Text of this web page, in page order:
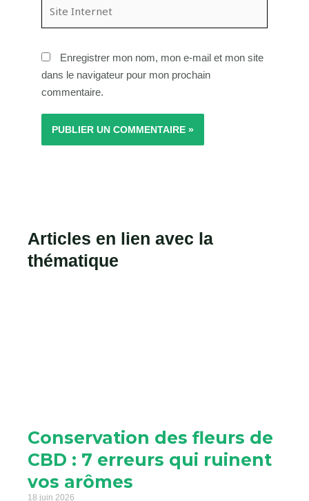
Enregistrer mon nom, mon e-mail et mon site
dans le navigateur pour mon prochain
commentaire.
Articles en lien avec la
thématique
Conservation des fleurs de
CBD : 7 erreurs qui ruinent
vos arômes
18 juin 2026